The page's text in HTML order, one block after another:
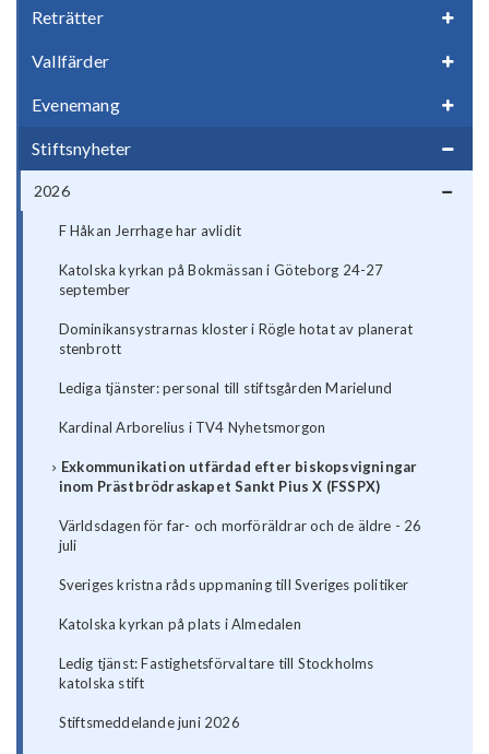
Reträtter
Vallfärder
Evenemang
Stiftsnyheter
2026
F Håkan Jerrhage har avlidit
Katolska kyrkan på Bokmässan i Göteborg 24-27
september
Dominikansystrarnas kloster i Rögle hotat av planerat
stenbrott
Lediga tjänster: personal till stiftsgården Marielund
Kardinal Arborelius i TV4 Nyhetsmorgon
Exkommunikation utfärdad efter biskopsvigningar
inom Prästbrödraskapet Sankt Pius X (FSSPX)
Världsdagen för far- och morföräldrar och de äldre - 26
juli
Sveriges kristna råds uppmaning till Sveriges politiker
Katolska kyrkan på plats i Almedalen
Ledig tjänst: Fastighetsförvaltare till Stockholms
katolska stift
Stiftsmeddelande juni 2026